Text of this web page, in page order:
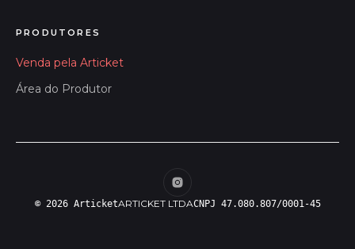
PRODUTORES
Venda pela Articket
Área do Produtor
© 2026 ArticketARTICKET LTDACNPJ 47.080.807/0001-45